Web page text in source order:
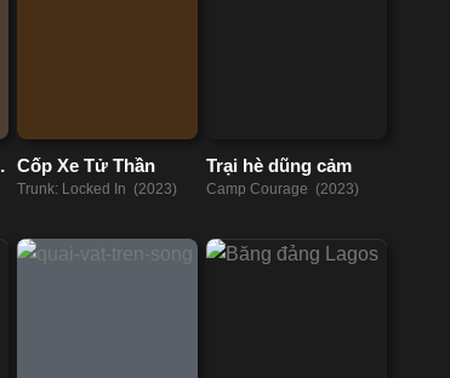
Cốp Xe Tử Thần
Trunk: Locked In (2023)
Trại hè dũng cảm
Camp Courage (2023)